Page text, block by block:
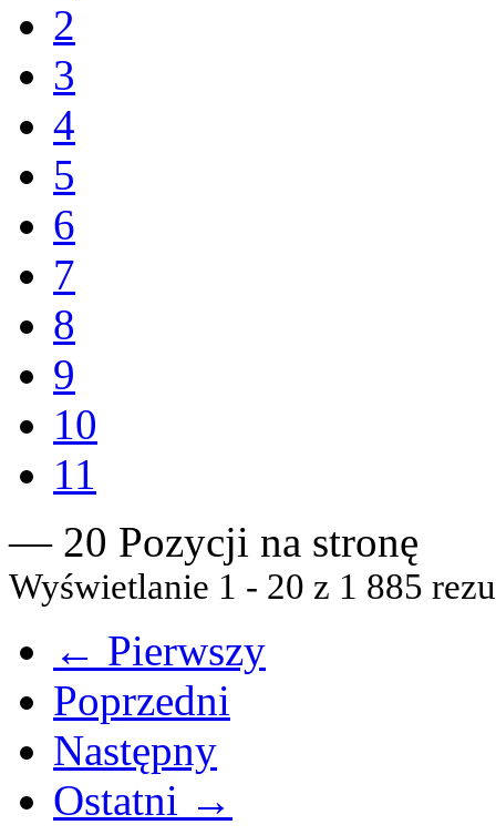
2
3
4
5
6
7
8
9
10
11
— 20 Pozycji na stronę
Wyświetlanie 1 - 20 z 1 885
← Pierwszy
Poprzedni
Następny
Ostatni →